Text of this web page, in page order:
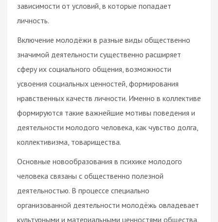
зависимости от условий, в которые попадает
личность.
Включение молодёжи в разные виды общественно
значимой деятельности существенно расширяет
сферу их социального общения, возможности
усвоения социальных ценностей, формирования
нравственных качеств личности. Именно в коллективе
формируются такие важнейшие мотивы поведения и
деятельности молодого человека, как чувство долга,
коллективизма, товарищества.
Основные новообразования в психике молодого
человека связаны с общественно полезной
деятельностью. В процессе специально
организованной деятельности молодёжь овладевает
культурными и материальными ценностями общества,